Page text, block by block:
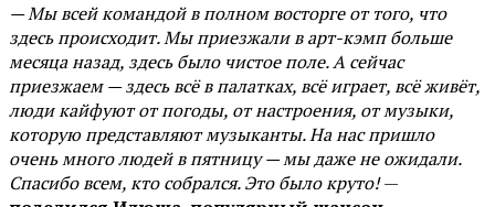
— Мы всей командой в полном восторге от того, что
здесь происходит. Мы приезжали в арт-кэмп больше
месяца назад, здесь было чистое поле. А сейчас
приезжаем — здесь всё в палатках, всё играет, всё живёт,
люди кайфуют от погоды, от настроения, от музыки,
которую представляют музыканты. На нас пришло
очень много людей в пятницу — мы даже не ожидали.
Спасибо всем, кто собрался. Это было круто!—